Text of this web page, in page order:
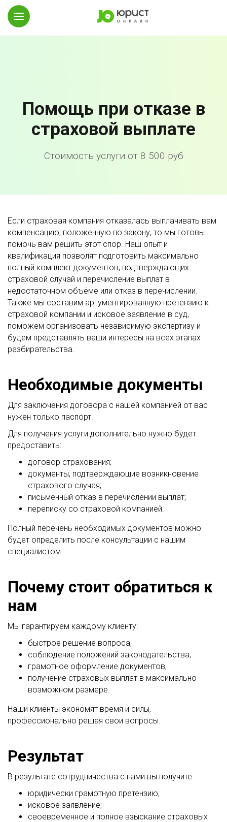
Помощь при отказе в
страховой выплате
Стоимость услуги от 8 500 руб
Если страховая компания отказалась выплачивать вам
компенсацию, положенную по закону, то мы готовы
помочь вам решить этот спор. Наш опыт и
квалификация позволят подготовить максимально
полный комплект документов, подтверждающих
страховой случай и перечисление выплат в
недостаточном объёме или отказ в перечислении.
Также мы составим аргументированную претензию к
страховой компании и исковое заявление в суд,
поможем организовать независимую экспертизу и
будем представлять ваши интересы на всех этапах
разбирательства.
Необходимые документы
Для заключения договора с нашей компанией от вас
нужен только паспорт.
Для получения услуги дополнительно нужно будет
предоставить:
договор страхования;
документы, подтверждающие возникновение
страхового случая;
письменный отказ в перечислении выплат;
переписку со страховой компанией.
Полный перечень необходимых документов можно
будет определить после консультации с нашим
специалистом.
Почему стоит обратиться к
нам
Мы гарантируем каждому клиенту:
быстрое решение вопроса,
соблюдение положений законодательства,
грамотное оформление документов,
получение страховых выплат в максимально
возможном размере.
Наши клиенты экономят время и силы,
профессионально решая свои вопросы.
Результат
В результате сотрудничества с нами вы получите:
юридически грамотную претензию;
исковое заявление;
своевременное и полное взыскание страховых